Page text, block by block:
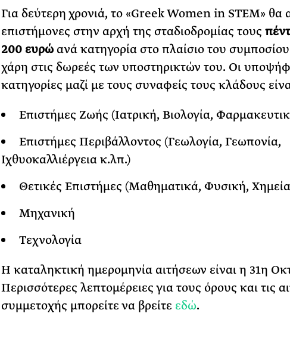
Για δεύτερη χρονιά, το «Greek Women in STEM» θα
επιστήμονες στην αρχή της σταδιοδρομίας τους
200 ευρώ ανά κατηγορία στο πλαίσιο του
χάρη στις δωρεές των υποστηρικτών του. Οι
κατηγορίες μαζί με τους συναφείς τους κλάδους
Επιστήμες Ζωής (Ιατρική, Βιολογία,
Επιστήμες Περιβάλλοντος (Γεωλογία, Γεωπονία,
Ιχθυοκαλλιέργεια κ.λπ.)
Θετικές Επιστήμες (Μαθηματικά, Φυσική,
Μηχανική
Τεχνολογία
Η καταληκτική ημερομηνία αιτήσεων είναι η 31η
Περισσότερες λεπτομέρειες για τους όρους και τις
συμμετοχής μπορείτε να βρείτε εδώ.